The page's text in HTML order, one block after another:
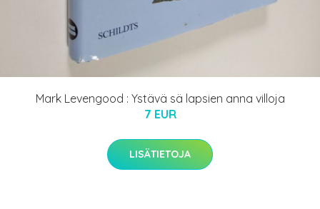
Mark Levengood : Ystävä sä lapsien anna villoja
7 EUR
LISÄTIETOJA